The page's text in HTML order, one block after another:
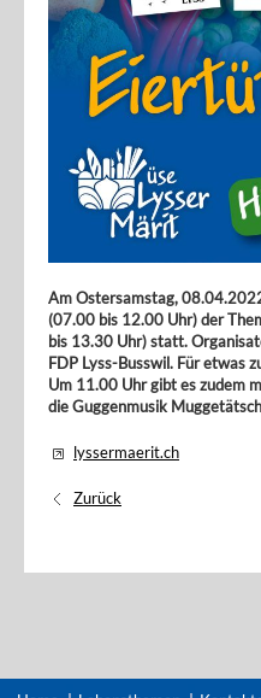
Am Ostersamstag,
(07.00 bis 12.00 Uhr) der
bis 13.30 Uhr) statt.
FDP Lyss-Busswil. Für etwas
Um 11.00 Uhr gibt es zudem
die Guggenmusik
lyssermaerit.ch
Zurück